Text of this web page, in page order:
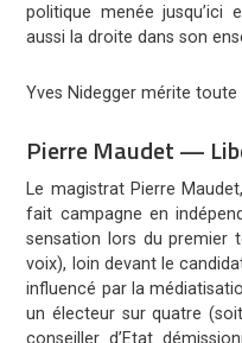
politique menée jusqu’ici
aussi la droite dans son
Yves Nidegger mérite
Pierre Maudet —
Le magistrat Pierre
fait campagne en
sensation lors du premier
voix), loin devant le
influencé par la
un électeur sur quatre